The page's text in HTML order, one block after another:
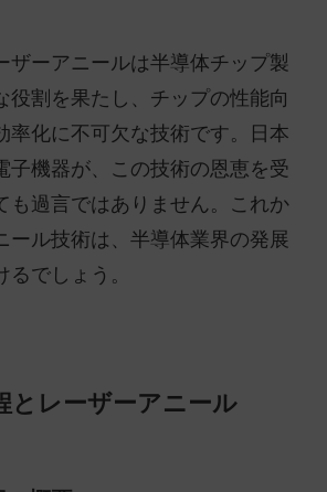
ザーアニールは半導体チップ製
役割を果たし、チップの性能向
率化に不可欠な技術です。日本
子機器が、この技術の恩恵を受
も過言ではありません。これか
ール技術は、半導体業界の発展
でしょう。
とレーザーアニール